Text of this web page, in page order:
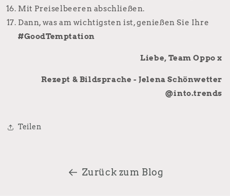
Mit Preiselbeeren abschließen.
Dann, was am wichtigsten ist, genießen Sie Ihre
#GoodTemptation
Liebe, Team Oppo x
Rezept & Bildsprache - Jelena Schönwetter
@into.trends
Teilen
Zurück zum Blog